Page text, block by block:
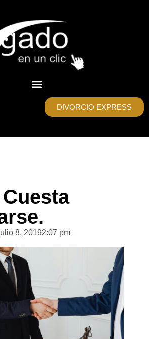
DIVORCIO EXPRESS
8, 20192:07 pm